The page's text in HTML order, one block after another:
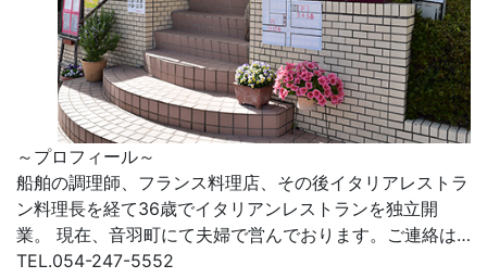
～プロフィール～
船舶の調理師、フランス料理店、その後イタリアレストラ
ン料理長を経て36歳でイタリアンレストランを独立開
業。 現在、音羽町にて夫婦で営んでおります。ご連絡は…
TEL.054-247-5552